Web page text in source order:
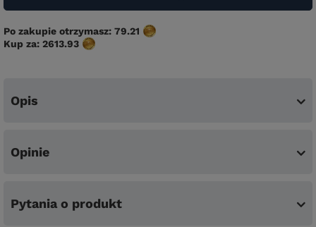
Po zakupie otrzymasz: 79.21
Kup za: 2613.93
Opis
Opinie
Pytania o produkt